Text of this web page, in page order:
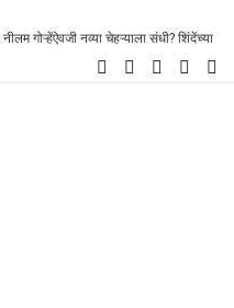
नव्या चेहऱ्याला संधी? शिंदेंच्या